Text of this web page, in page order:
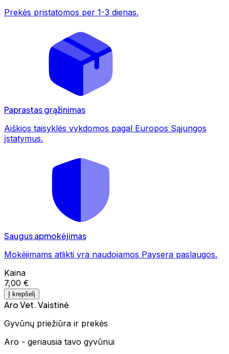
Prekės pristatomos per 1-3 dienas.
Paprastas grąžinimas
Aiškios taisyklės vykdomos pagal Europos Sąjungos
įstatymus.
Saugus apmokėjimas
Mokėjimams atlikti yra naudojamos Paysera paslaugos.
Kaina
7,00 €
Į krepšelį
Aro Vet. Vaistinė
Gyvūnų priežiūra ir prekės
Aro - geriausia tavo gyvūnui